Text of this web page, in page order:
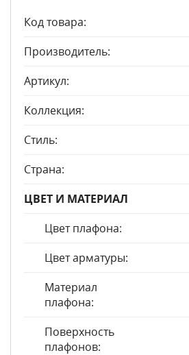
Код товара:
Производитель:
Артикул:
Коллекция:
Стиль:
Страна:
ЦВЕТ И МАТЕРИАЛ
Цвет плафона:
Цвет арматуры:
Материал
плафона:
Поверхность
плафонов: